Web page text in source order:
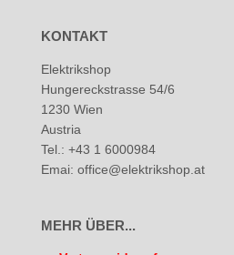
KONTAKT
Elektrikshop
Hungereckstrasse 54/6
1230 Wien
Austria
Tel.: +43 1 6000984
Emai: office@elektrikshop.at
MEHR ÜBER...